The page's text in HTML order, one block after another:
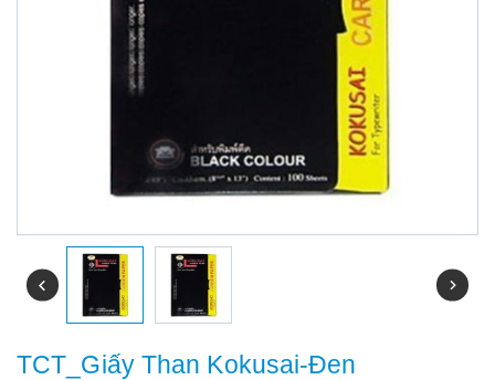
TCT_Giấy Than Kokusai-Đen